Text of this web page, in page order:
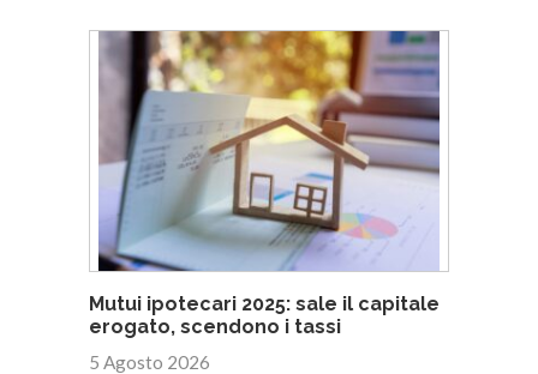
Mutui ipotecari 2025: sale il capitale
erogato, scendono i tassi
5 Agosto 2026